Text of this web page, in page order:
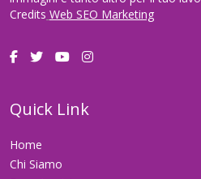
Credits Web SEO Marketing
Quick Link
Home
Chi Siamo